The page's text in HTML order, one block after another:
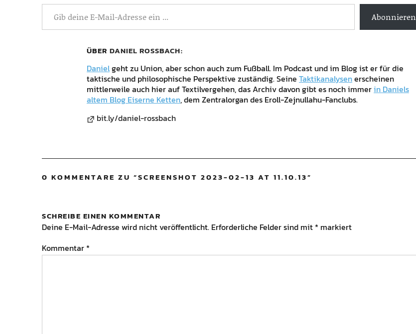
Abonnieren
ÜBER DANIEL ROSSBACH
Danielgeht zu Union, aber schon auch zum Fußball. Im Podcast und im Blog ist er für die
taktische und philosophische Perspektive zuständig. Seine Taktikanalysenerscheinen
mittlerweile auch hier auf Textilvergehen, das Archiv davon gibt es noch immerin Daniels
altem Blog Eiserne Ketten, dem Zentralorgan des Eroll-Zejnullahu-Fanclubs.
bit.ly/daniel-rossbach
0 KOMMENTARE ZU “SCREENSHOT 2023-02-13 AT 11.10.13”
SCHREIBE EINEN KOMMENTAR
Deine E-Mail-Adresse wird nicht veröffentlicht. Erforderliche Felder sind mit * markiert
Kommentar *